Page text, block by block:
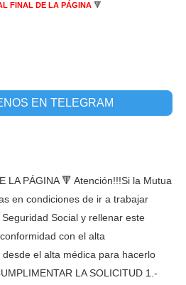
FINAL DE LA PÁGINA🔻
EN TELEGRAM
LA PÁGINA 🔻 Atención!!!Si la Mutua
en condiciones de ir a trabajar
Social y rellenar este
con el alta
el alta médica para hacerlo
LA SOLICITUD 1.-